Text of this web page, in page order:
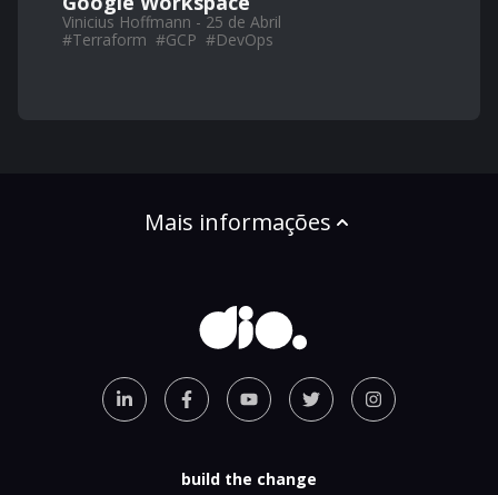
Vinicius Hoffmann - 25 de Abril
#Terraform #GCP #DevOps
Mais informações
build the change